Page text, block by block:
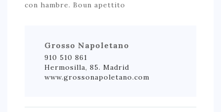
con hambre. Boun apettito
Grosso Napoletano
910 510 861
Hermosilla, 85. Madrid
www.grossonapoletano.com